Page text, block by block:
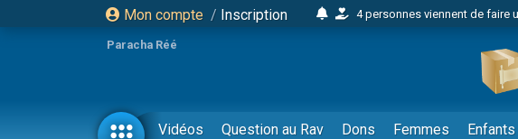
Mon compte / Inscription
4 personnes viennent de faire
17 personnes viennent de
4 personnes viennent de nous
Il reste 49 places pour étudier
Paracha Réé
Vidéos Question au Rav Dons Femmes Enfants